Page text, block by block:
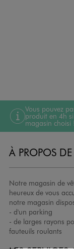
Vous pouvez
produit en 4h
magasin choisi !
À PROPOS
Notre magasin de
heureux de vous
notre magasin
- d'un parking
- de larges rayons
fauteuils roulants